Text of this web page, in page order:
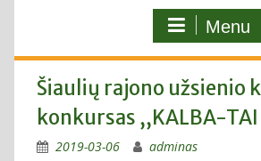
Menu
Šiaulių rajono užsienio
konkursas ,,KALBA-
2019-03-06 adminas